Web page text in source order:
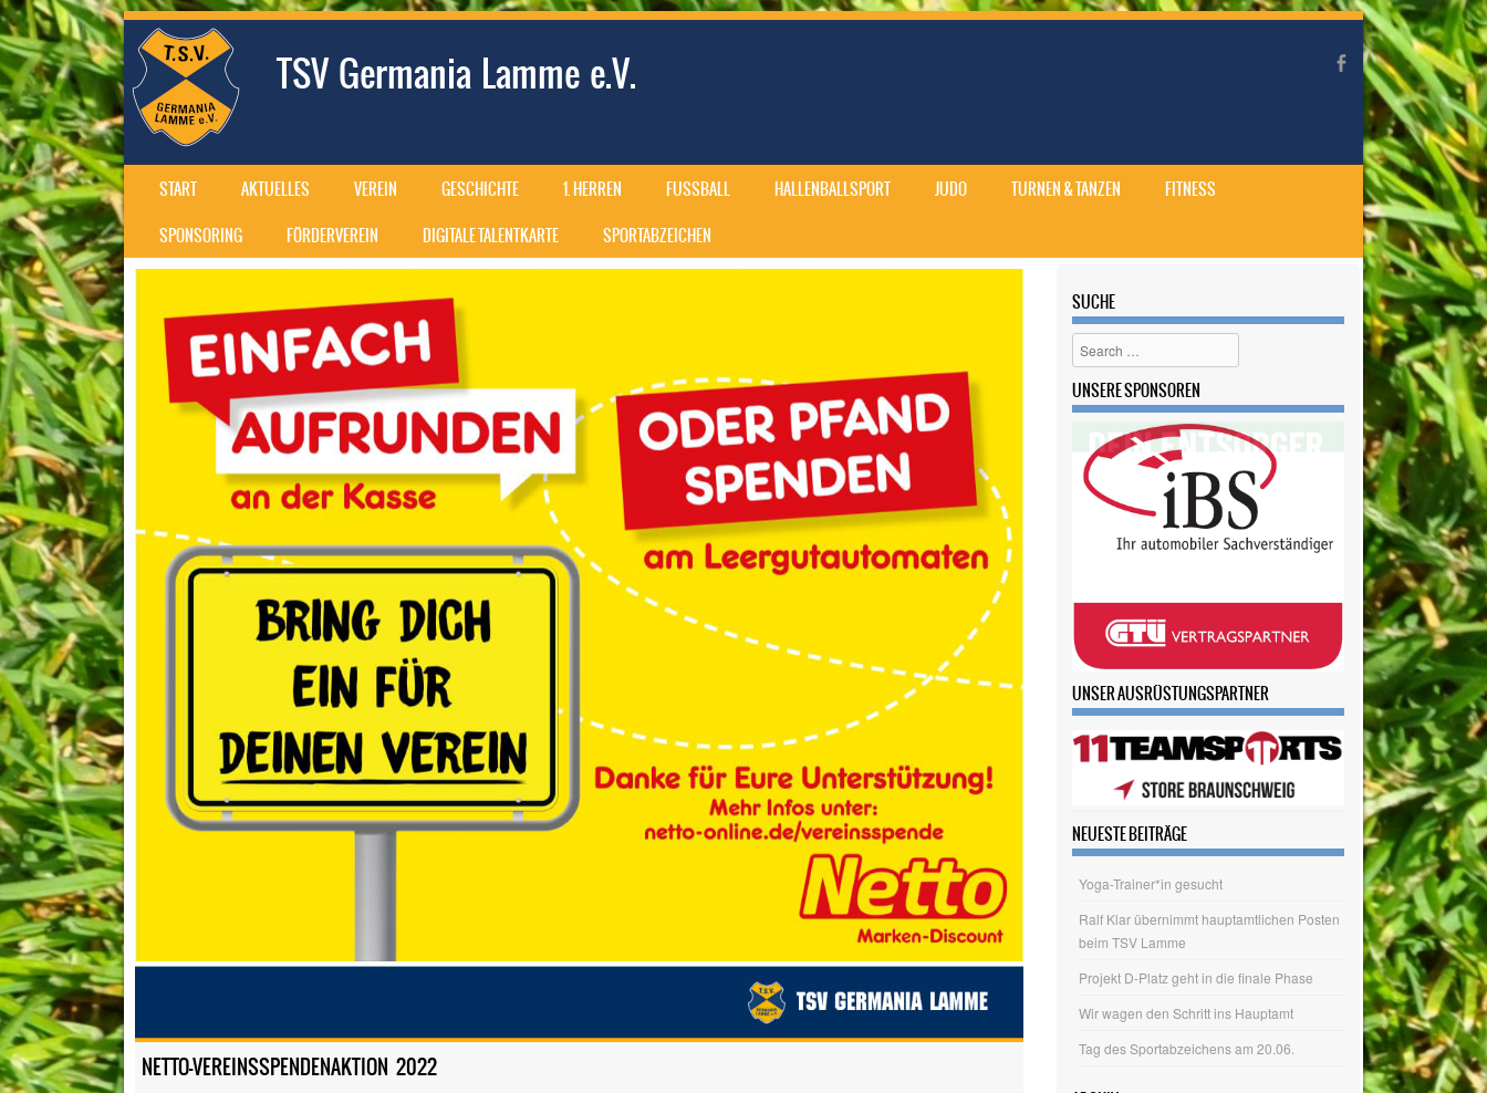
TSV Germania Lamme e.V.
MENU
SKIP TO CONTENT
START AKTUELLES VEREIN GESCHICHTE 1. HERREN FUSSBALL HALLENBALLSPORT JUDO TURNEN & TANZEN
FITNESS
SPONSORING
FÖRDERVEREIN DIGITALE TALENTKARTE SPORTABZEICHEN
NETTO-VEREINSSPENDENAKTION 2022
SUCHE
Search
UNSERE SPONSOREN
UNSER AUSRÜSTUNGSPARTNER
NEUESTE BEITRÄGE
Yoga-Trainer*in gesucht
Ralf Klar übernimmt hauptamtlichen Posten
beim TSV Lamme
Projekt D-Platz geht in die finale Phase
Wir wagen den Schritt ins Hauptamt
Tag des Sportabzeichens am 20.06.